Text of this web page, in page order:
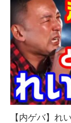
【内ゲバ】れ